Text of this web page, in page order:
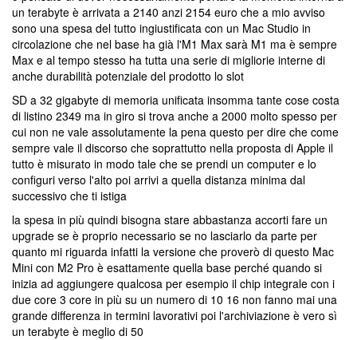
un terabyte è arrivata a 2140 anzi 2154 euro che a mio avviso
sono una spesa del tutto ingiustificata con un Mac Studio in
circolazione che nel base ha già l'M1 Max sarà M1 ma è sempre
Max e al tempo stesso ha tutta una serie di migliorie interne di
anche durabilità potenziale del prodotto lo slot
SD a 32 gigabyte di memoria unificata insomma tante cose costa
di listino 2349 ma in giro si trova anche a 2000 molto spesso per
cui non ne vale assolutamente la pena questo per dire che come
sempre vale il discorso che soprattutto nella proposta di Apple il
tutto è misurato in modo tale che se prendi un computer e lo
configuri verso l'alto poi arrivi a quella distanza minima dal
successivo che ti istiga
la spesa in più quindi bisogna stare abbastanza accorti fare un
upgrade se è proprio necessario se no lasciarlo da parte per
quanto mi riguarda infatti la versione che proverò di questo Mac
Mini con M2 Pro è esattamente quella base perché quando si
inizia ad aggiungere qualcosa per esempio il chip integrale con i
due core 3 core in più su un numero di 10 16 non fanno mai una
grande differenza in termini lavorativi poi l'archiviazione è vero sì
un terabyte è meglio di 50